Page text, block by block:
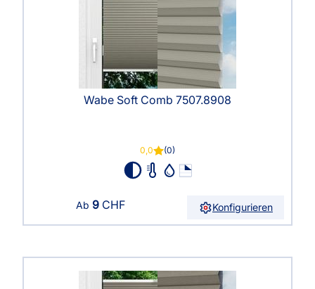
Wabe Soft Comb 7507.8908
0,0 (0)
Ab 9 CHF Konfigurieren